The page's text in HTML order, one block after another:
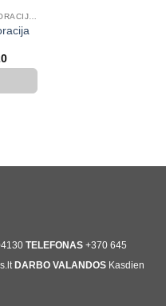
Price
range:
through
TELEFONAS +370 645
DARBO VALANDOS Kasdien